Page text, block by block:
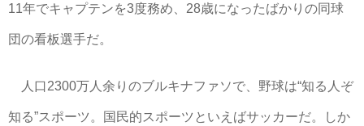
11年でキャプテンを3度務め、28歳になったばかりの同球
団の看板選手だ。
人口2300万人余りのブルキナファソで、野球は“知る人ぞ
知る”スポーツ。国民的スポーツといえばサッカーだ。しか